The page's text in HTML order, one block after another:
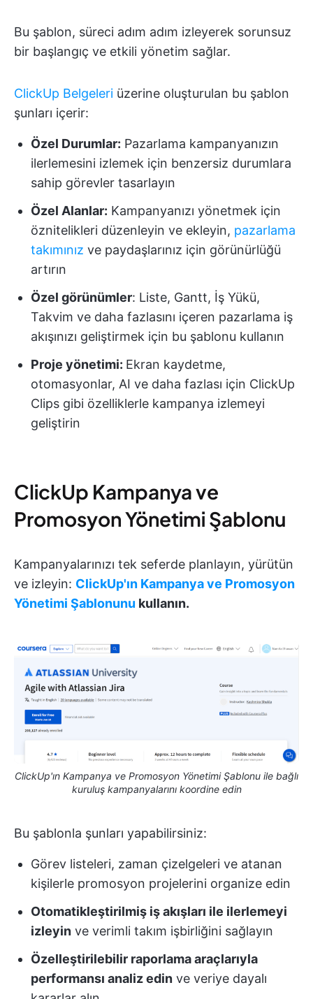
Bu şablon, süreci adım adım izleyerek sorunsuz
bir başlangıç ve etkili yönetim sağlar.
ClickUp Belgeleri üzerine oluşturulan bu şablon
şunları içerir:
Özel Durumlar: Pazarlama kampanyanızın
ilerlemesini izlemek için benzersiz durumlara
sahip görevler tasarlayın
Özel Alanlar: Kampanyanızı yönetmek için
öznitelikleri düzenleyin ve ekleyin, pazarlama
takımınız ve paydaşlarınız için görünürlüğü
artırın
Özel görünümler: Liste, Gantt, İş Yükü,
Takvim ve daha fazlasını içeren pazarlama iş
akışınızı geliştirmek için bu şablonu kullanın
Proje yönetimi: Ekran kaydetme,
otomasyonlar, AI ve daha fazlası için ClickUp
Clips gibi özelliklerle kampanya izlemeyi
geliştirin
ClickUp Kampanya ve
Promosyon Yönetimi Şablonu
Kampanyalarınızı tek seferde planlayın, yürütün
ve izleyin: ClickUp'ın Kampanya ve Promosyon
Yönetimi Şablonunu kullanın.
ClickUp'ın Kampanya ve Promosyon Yönetimi Şablonu ile bağlı
kuruluş kampanyalarını koordine edin
Bu şablonla şunları yapabilirsiniz:
Görev listeleri, zaman çizelgeleri ve atanan
kişilerle promosyon projelerini organize edin
Otomatikleştirilmiş iş akışları ile ilerlemeyi
izleyin ve verimli takım işbirliğini sağlayın
Özelleştirilebilir raporlama araçlarıyla
performansı analiz edin ve veriye dayalı